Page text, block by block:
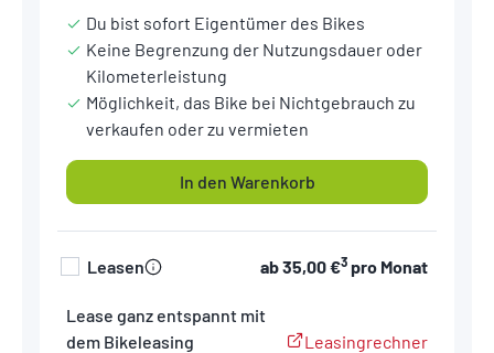
Du bist sofort Eigentümer des Bikes
Keine Begrenzung der Nutzungsdauer oder
Kilometerleistung
Möglichkeit, das Bike bei Nichtgebrauch zu
verkaufen oder zu vermieten
In den Warenkorb
Leasen ab35,00 €3 pro Monat
Lease ganz entspannt mit
dem Bikeleasing
Leasingrechner